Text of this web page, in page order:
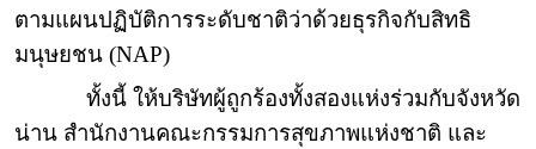
ตามแผนปฏิบัติการระดับชาติว่าด้วยธุรกิจกับสิทธิ
มนุษยชน (NAP)
ทั้งนี้ ให้บริษัทผู้ถูกร้องทั้งสองแห่งร่วมกับจังหวัด
น่าน สำนักงานคณะกรรมการสุขภาพแห่งชาติ และ